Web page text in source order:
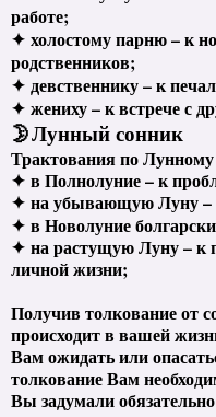
работе;
✦ холостому парню – к
родственников;
✦ девственнику – к
✦ жениху – к встрече с
🌛Лунный сонник
Трактования по
✦ в Полнолуние – к
✦ на убывающую Луну –
✦ в Новолуние
✦ на растущую Луну – к
личной жизни;
Получив толкование от
происходит в вашей
Вам ожидать или
толкование Вам
Вы задумали